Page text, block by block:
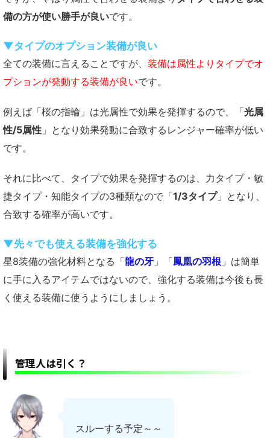
備の方が使い勝手が良いです。
▼タイプのオプション装備が良い
全ての装備に言えることですが、 装備は属性よりタイプでオ
プションが発動する装備が良いです。
例えば「桜の指輪」は光属性で効果を発揮するので、「光属
性/5属性 」となり効果発動に合致するレンジャー確率が低い
です。
それに比べて、タイプで効果を発揮するのは、力タイプ・敏
捷タイプ・知能タイプの3種類なので「1/3タイプ」となり、
合致する確率が高いです。
▼先々でも使える装備を強化する
星8装備の強化材料となる「龍の牙 」「鳳凰の羽根 」は簡単
に手に入るアイテムではないので、強化する装備は今後も長
く使える装備に使うようにしましょう。
管理人は引く？
スルーする予定～～